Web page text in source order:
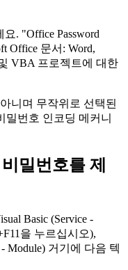
요. "Office Password
Office 문서: Word,
VBA 프로젝트에 대한
니며 무작위로 선택된
밀번호 인코딩 메커니
밀번호를 제
Basic (Service -
을 누르십시오),
- Module) 거기에 다음 텍